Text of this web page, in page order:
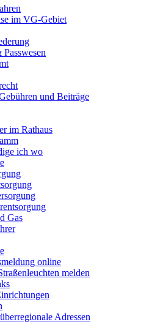
im VG-Gebiet
und Beiträge
im Rathaus
ich wo
Gas
online
melden
Adressen